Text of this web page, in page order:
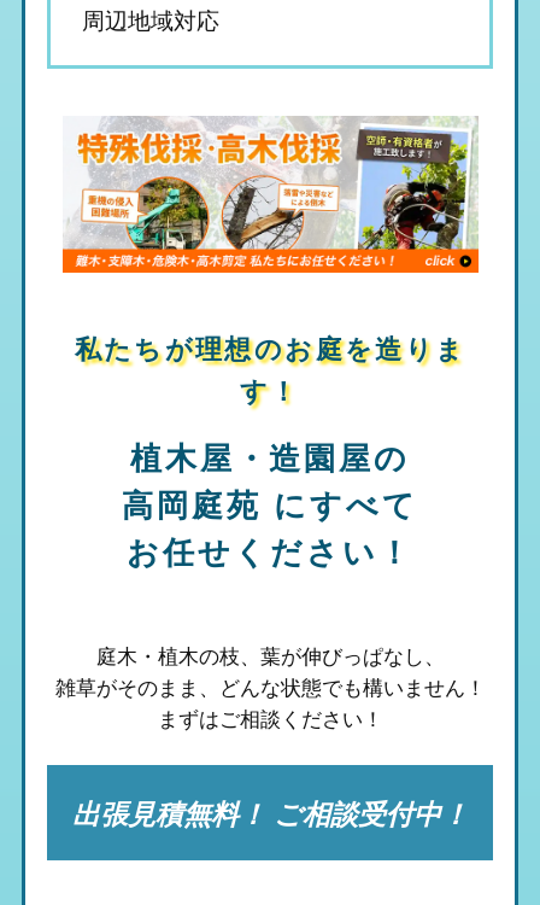
周辺地域対応
私たちが理想のお庭を造りま
す！
植木屋・造園屋の
高岡庭苑 にすべて
お任せください！
庭木・植木の枝、葉が伸びっぱなし、
雑草がそのまま、 どんな状態でも構いません！
まずはご相談ください！
出張見積無料！ ご相談受付中！